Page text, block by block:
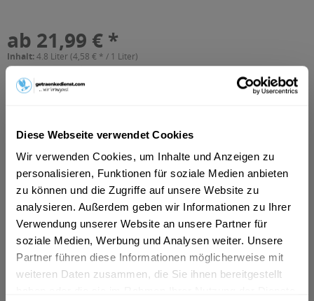
Diese Webseite verwendet Cookies
Wir verwenden Cookies, um Inhalte und Anzeigen zu
personalisieren, Funktionen für soziale Medien anbieten
zu können und die Zugriffe auf unsere Website zu
analysieren. Außerdem geben wir Informationen zu Ihrer
Verwendung unserer Website an unsere Partner für
soziale Medien, Werbung und Analysen weiter. Unsere
Partner führen diese Informationen möglicherweise mit
weiteren Daten zusammen, die Sie ihnen bereitgestellt
ab 21,99 € *
Inhalt:4.8 Liter (4,58 € * / 1 Liter)
inkl. MwSt.ggf. zzgl. Erschwerniszuschlag
Vorrätig
In denWarenkorb
Artikel-Nr.:
10572
Verfügbar in:
Hamm,Lünen, Minden, Garbsen, Unna,Ahlen,Bergkamen
Neustadt am Rübenberge,Kamen,Wunstorf,Porta Westfalica
Seelze,Barsinghausen, Werne,Wedemark,Selm,Petershagen